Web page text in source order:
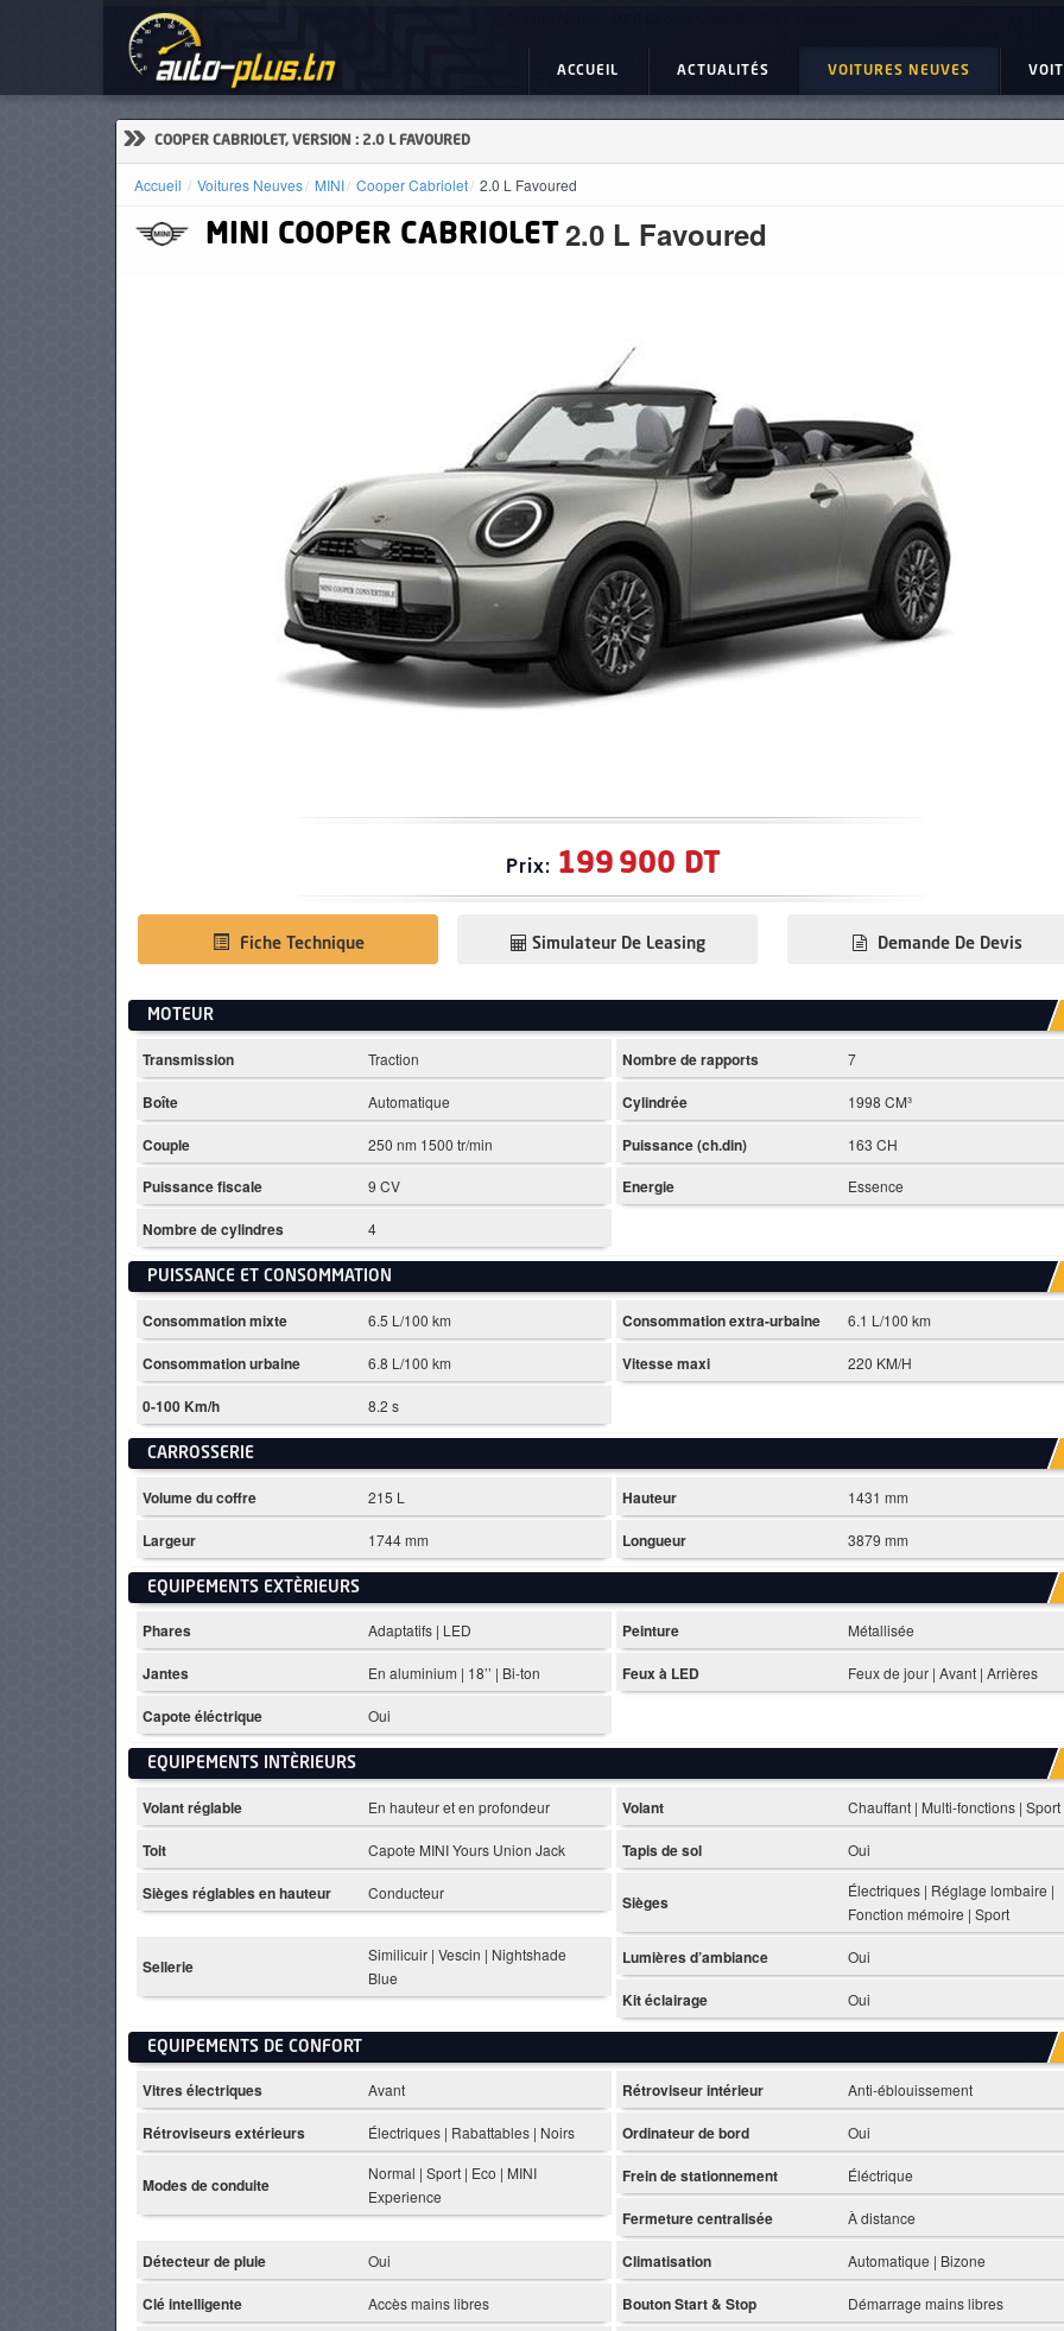
ACCUEIL ACTUALITÉS VOITURES NEUVES
» COOPER CABRIOLET, VERSION : 2.0 L FAVOURED
Accueil Voitures Neuves MINI Cooper Cabriolet 2.0 L Favoured
MINI COOPER CABRIOLET 2.0 L Favoured
Prix: 199 900 DT
Fiche Technique Demande De Devis
Simulateur De Leasing
MOTEUR
Transmission Traction Nombre de rapports 7
Boîte Automatique Cylindrée 1998 CM³
Couple 250 nm 1500 tr/min Puissance (ch.din) 163 CH
Puissance fiscale 9 CV Energie Essence
Nombre de cylindres 4
PUISSANCE ET CONSOMMATION
Consommation mixte 6.5 L/100 km Consommation extra-urbaine 6.1 L/100 km
Consommation urbaine 6.8 L/100 km Vitesse maxi 220 KM/H
0-100 Km/h 8.2 s
CARROSSERIE
Volume du coffre 215 L Hauteur 1431 mm
Largeur 1744 mm Longueur 3879 mm
EQUIPEMENTS EXTÈRIEURS
Phares Adaptatifs | LED Peinture Métallisée
Jantes En aluminium | 18’’ | Bi-ton Feux à LED Feux de jour | Avant | Arrières
Capote éléctrique Oui
EQUIPEMENTS INTÈRIEURS
Volant réglable En hauteur et en profondeur Volant Chauffant | Multi-fonctions | Sport
Toit Capote MINI Yours Union Jack Tapis de sol Oui
Sièges réglables en hauteur Conducteur Sièges
Électriques | Réglage lombaire |
Fonction mémoire | Sport
Sellerie
Similicuir | Vescin | Nightshade
Blue
Lumières d’ambiance Oui
Kit éclairage Oui
EQUIPEMENTS DE CONFORT
Vitres électriques Avant Rétroviseur intérieur Anti-éblouissement
Rétroviseurs extérieurs Électriques | Rabattables | Noirs Ordinateur de bord Oui
Modes de conduite
Normal | Sport | Eco | MINI
Experience
Frein de stationnement Éléctrique
Fermeture centralisée À distance
Détecteur de pluie Oui Climatisation Automatique | Bizone
Clé intelligente Accès mains libres Bouton Start & Stop Démarrage mains libres
ACTUALITÉS
VOITURES